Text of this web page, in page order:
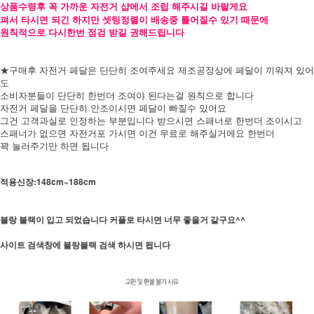
상품수령후 꼭 가까운 자전거 샵에서 조립 해주시길 바랄게요
펴서 타시면 되긴 하지만 셋팅정렬이 배송중 틀어질수 있기 때문에
원칙적으로 다시한번 점검 받길 권해드립니다
★구매후 자전거 페달은 단단히 조여주세요 제조공정상에 페달이 끼워져 있어
도
소비자분들이 단단히 한번더 조여야 된다는걸 원칙으로 합니다
자전거 페달을 단단히 안조이시면 페달이 빠질수 있어요
그건 고객과실로 인정하는 부분입니다 받으시면 스패너로 한번더 조이시고
스패너가 없으면 자전거포 가시면 이건 무료로 해주실거에요 한번더
꽉 눌러주기만 하면 됩니다
적용신장:148cm~188cm
블랑 블랙이 입고 되었습니다 커플로 타시면 너무 좋을거 같구요^^
사이트 검색창에 블랑블랙 검색 하시면 됩니다